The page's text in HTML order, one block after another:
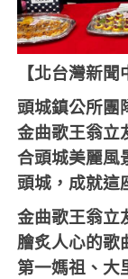
【北台灣新聞
頭城鎮公所團
金曲歌王翁立
合頭城美麗風
頭城，成就這
金曲歌王翁立
膾炙人心的歌
第一媽祖、大